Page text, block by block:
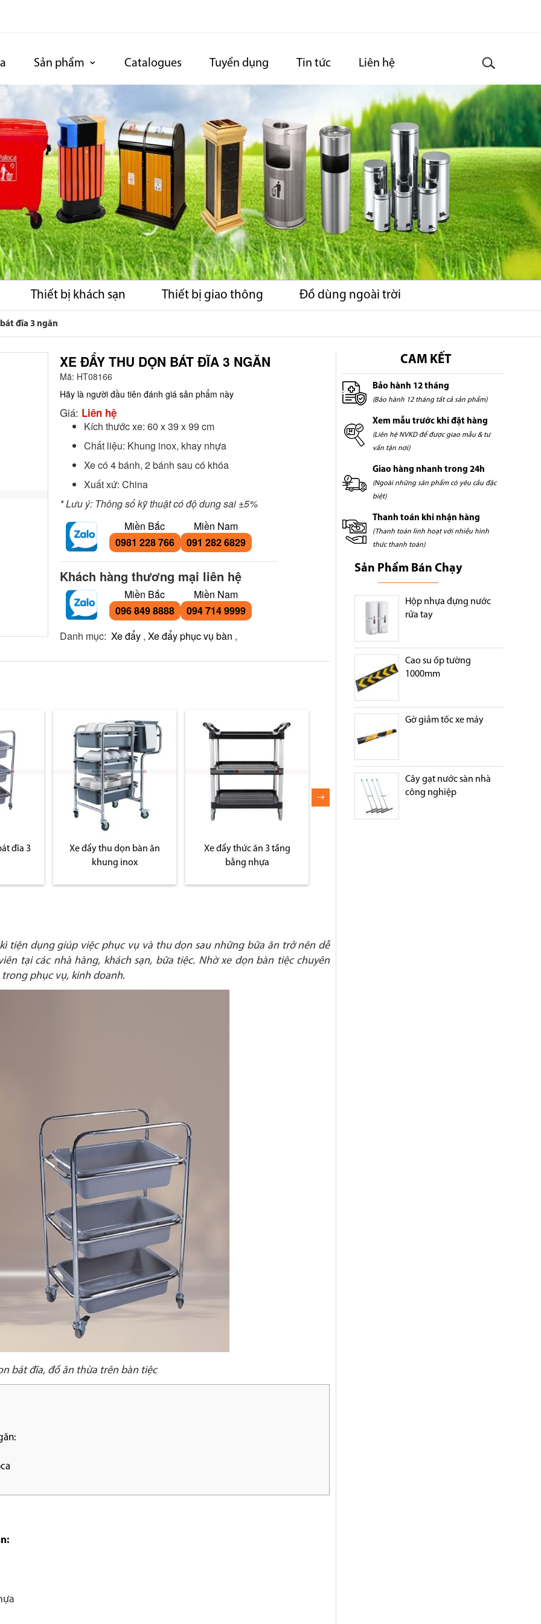
Sản phẩm Catalogues Tuyển dụng Tin tức Liên hệ
Thiết bị khách sạn Thiết bị giao thông Đồ dùng ngoài trời
đĩa 3 ngăn
XE ĐẨY THU DỌN BÁT ĐĨA 3 NGĂN
Mã: HT08166
Hãy là người đầu tiên đánh giá sản phẩm này
Giá: Liên hệ
Kích thước xe: 60 x 39 x 99 cm
Chất liệu: Khung inox, khay nhựa
Xe có 4 bánh, 2 bánh sau có khóa
Xuất xứ: China
* Lưu ý: Thông số kỹ thuật có độ dung sai ±5%
Miền Bắc
0981 228 766
Miền Nam
091 282 6829
Khách hàng thương mại liên hệ
Miền Bắc
096 849 8888
Miền Nam
094 714 9999
Danh mục: Xe đẩy , Xe đẩy phục vụ bàn ,
đĩa 3
Xe đẩy thu dọn bàn ăn
khung inox
Xe đẩy thức ăn 3 tầng
bằng nhựa
tiện dụng giúp việc phục vụ và thu dọn sau những bữa ăn trở nên dễ
tại các nhà hàng, khách sạn, bữa tiệc. Nhờ xe dọn bàn tiệc chuyên
phục vụ, kinh doanh.
bát đĩa, đồ ăn thừa trên bàn tiệc
CAM KẾT
Bảo hành 12 tháng
(Bảo hành 12 tháng tất cả sản phẩm)
Xem mẫu trước khi đặt hàng
(Liên hệ NVKD để được giao mẫu & tư
vấn tận nơi)
Giao hàng nhanh trong 24h
(Ngoài những sản phẩm có yêu cầu đặc
biệt)
Thanh toán khi nhận hàng
(Thanh toán linh hoạt với nhiều hình
thức thanh toán)
Sản Phẩm Bán Chạy
Hộp nhựa đựng nước
rửa tay
Cao su ốp tường
1000mm
Gờ giảm tốc xe máy
Cây gạt nước sàn nhà
công nghiệp